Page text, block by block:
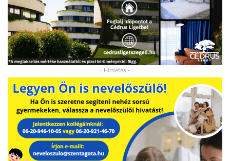
- Hirdetés -